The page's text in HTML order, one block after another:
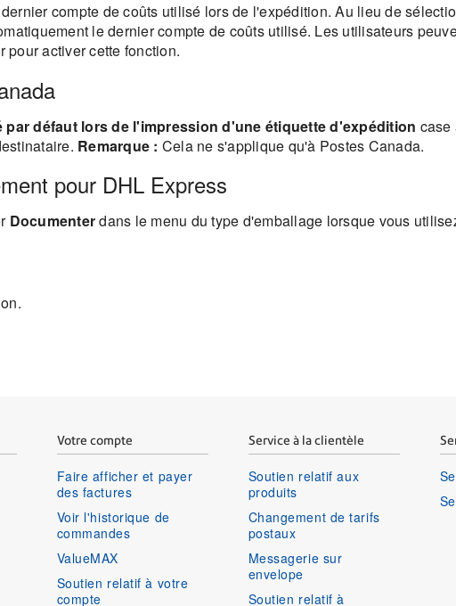
compte de coûts utilisé lors de l'expédition. Au lieu de
le dernier compte de coûts utilisé. Les utilisateurs
pour activer cette fonction.
défaut lors de l'impression d'une étiquette d'expédition case
Remarque : Cela ne s'applique qu'à Postes Canada.
pour DHL Express
Documenterdans le menu du type d'emballage lorsque vous
Votre compte
Faire afficher et payer
des factures
Voir l'historique de
commandes
ValueMAX
Soutien relatif à votre
compte
Service à la clientèle
Soutien relatif aux
produits
Changement de tarifs
postaux
Messagerie sur
envelope
Soutien relatif à